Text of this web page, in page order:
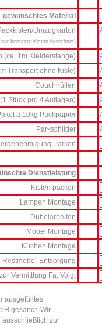
gewünschtes Material
Umzugkarton
benutzte Kisten berechnet)
(ca. 1m Kleiderstange)
Transport ohne Kiste)
Couchhüllen
Stück pro 4 Auflagen)
a 10kg Packpapier
Parkschilder
Parken
Dienstleistung
Kisten packen
Lampen Montage
Dübelarbeiten
Möbel Montage
Küchen Montage
Restmöbel-Entsorgung
Vermittlung Fa. Voigt
ausgefülltes
gesandt. Wir
ausschließlich zur